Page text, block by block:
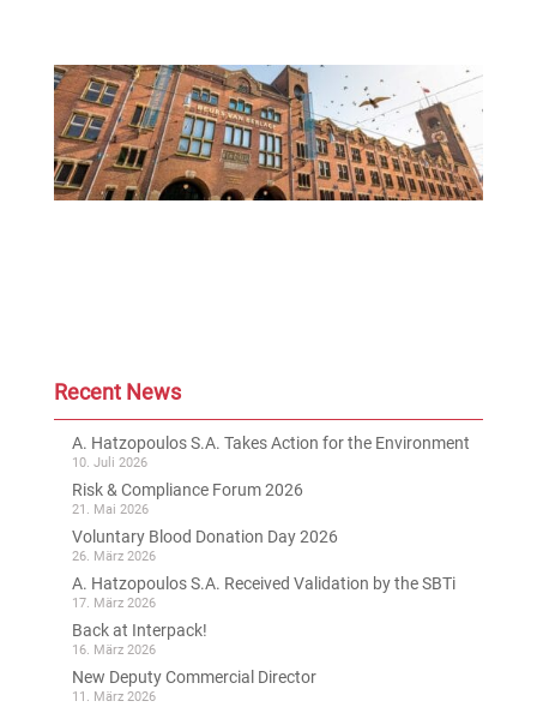
Recent News
A. Hatzopoulos S.A. Takes Action for the Environment
10. Juli 2026
Risk & Compliance Forum 2026
21. Mai 2026
Voluntary Blood Donation Day 2026
26. März 2026
A. Hatzopoulos S.A. Received Validation by the SBTi
17. März 2026
Back at Interpack!
16. März 2026
New Deputy Commercial Director
11. März 2026